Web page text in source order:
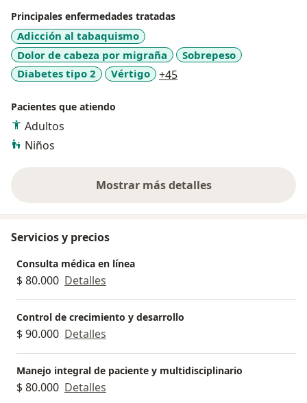
Principales enfermedades tratadas
Adicción al tabaquismo
Dolor de cabeza por migraña
Sobrepeso
Diabetes tipo 2
Vértigo +45a11y_sr_more_diseases
Pacientes que atiendo
Adultos
Niños
Mostrar más detalles
sobre la experiencia
Servicios y precios
Consulta médica en línea
$ 80.000 Detalles
Control de crecimiento y desarrollo
$ 90.000 Detalles
Manejo integral de paciente y multidisciplinario
$ 80.000 Detalles